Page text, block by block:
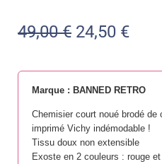
49,00€ 24,50 €
Marque : BANNED RETRO
Chemisier court noué brodé
imprimé Vichy indémodable !
Tissu doux non extensible
Exoste en 2 couleurs : rouge